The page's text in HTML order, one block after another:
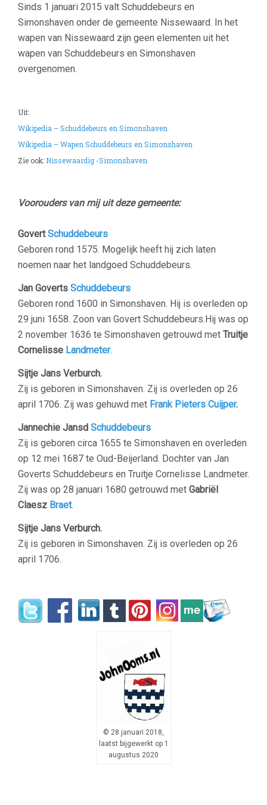
Sinds 1 januari 2015 valt Schuddebeurs en
Simonshaven onder de gemeente Nissewaard. In het
wapen van Nissewaard zijn geen elementen uit het
wapen van Schuddebeurs en Simonshaven
overgenomen.
Uit:
Wikipedia – Schuddebeurs en Simonshaven
Wikipedia – Wapen Schuddebeurs en Simonshaven
Zie ook: Nissewaardig -Simonshaven
Voorouders van mij uit deze gemeente:
GovertSchuddebeurs
Geboren rond 1575. Mogelijk heeft hij zich laten
noemen naar het landgoed Schuddebeurs.
Jan Goverts Schuddebeurs
Geboren rond 1600 in Simonshaven. Hij is overleden op
29 juni 1658. Zoon van Govert Schuddebeurs.Hij was op
2 november 1636 te Simonshaven getrouwd met Truitje
Cornelisse Landmeter.
Sijtje Jans Verburch.
Zij is geboren in Simonshaven. Zij is overleden op 26
april 1706. Zij was gehuwd met Frank Pieters Cuijper.
Jannechie Jansd Schuddebeurs
Zij is geboren circa 1655 te Simonshaven en overleden
op 12 mei 1687 te Oud-Beijerland. Dochter van Jan
Goverts Schuddebeurs en Truitje Cornelisse Landmeter.
Zij was op 28 januari 1680 getrouwd met Gabriël
Claesz Braet.
Sijtje Jans Verburch.
Zij is geboren in Simonshaven. Zij is overleden op 26
april 1706.
© 28 januari 2018,
laatst bijgewerkt op 1
augustus 2020